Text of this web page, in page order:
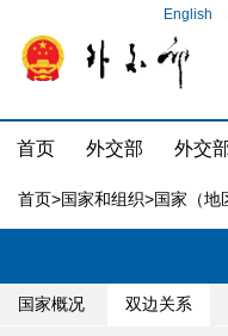
English
首页 外交部 外交
首页>国家和组织>国家（地
国家概况 双边关系